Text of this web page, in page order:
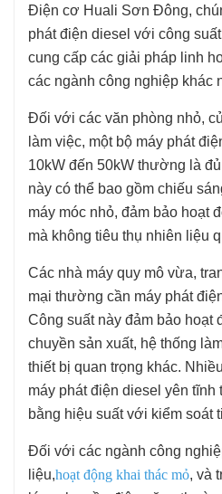
Điện cơ Huali Sơn Đông,
phát điện diesel với công
cung cấp các giải pháp linh
các ngành công nghiệp khác
Đối với các văn phòng nhỏ,
làm việc, một bộ máy phát
10kW đến 50kW thường là
này có thể bao gồm chiếu
máy móc nhỏ, đảm bảo hoạt
mà không tiêu thụ nhiên liệu
Các nhà máy quy mô vừa,
mại thường cần máy phát
Công suất này đảm bảo hoạt
chuyền sản xuất, hệ thống
thiết bị quan trọng khác.
máy phát điện diesel yên tĩnh
bằng hiệu suất với kiểm soát
Đối với các ngành công
liệu,hoạt động khai thác mỏ, và